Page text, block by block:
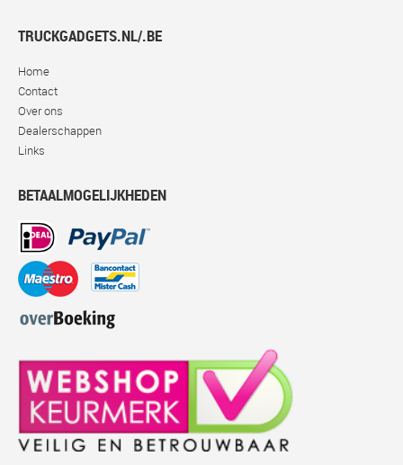
TRUCKGADGETS.NL/.BE
Home
Contact
Over ons
Dealerschappen
Links
BETAALMOGELIJKHEDEN